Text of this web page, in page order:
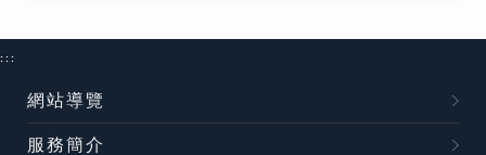
:::
網站導覽
服務簡介